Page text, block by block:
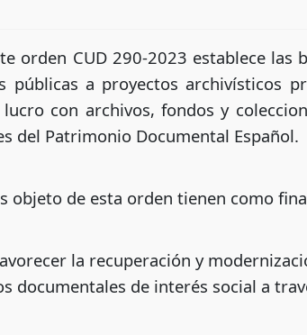
orden CUD 290-2023 establece
públicas a proyectos archivísticos
con archivos, fondos y
del Patrimonio Documental Español.
objeto de esta orden tienen como
la recuperación y
documentales de interés social a